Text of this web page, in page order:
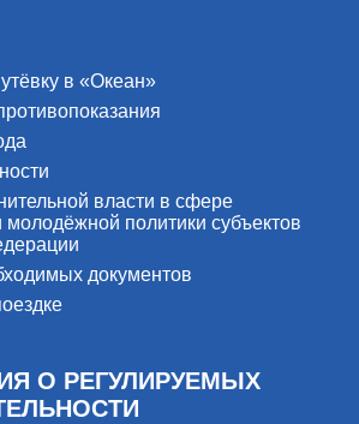
в «Океан»
власти в сфере
молодёжной политики субъектов
документов
О РЕГУЛИРУЕМЫХ